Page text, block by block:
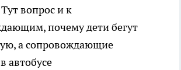
вопрос и к
почему дети бегут
а сопровождающие
автобусе